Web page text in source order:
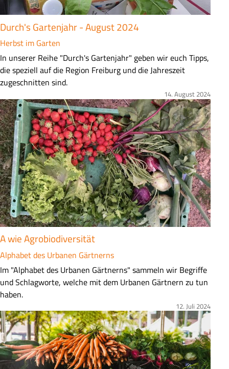
g
Durch's Gartenjahr - August 2024
Herbst im Garten
Z
u
s
m
m
e
n
f
a
s
s
u
n
g
In unserer Reihe "Durch's Gartenjahr" geben wir euch Tipps,
die speziell auf die Region Freiburg und die Jahreszeit
zugeschnitten sind.
14. August 2024
Bild
A wie Agrobiodiversität
Alphabet des Urbanen Gärtnerns
Z
u
s
m
m
e
n
Im "Alphabet des Urbanen Gärtnerns" sammeln wir Begriffe
und Schlagworte, welche mit dem Urbanen Gärtnern zu tun
haben.
12. Juli 2024
Bild